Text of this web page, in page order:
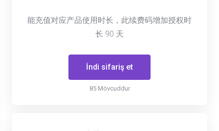
能充值对应产品使用时长，此续费码增加授权时
长 90 天
İndi sifariş et
85 Mövcuddur